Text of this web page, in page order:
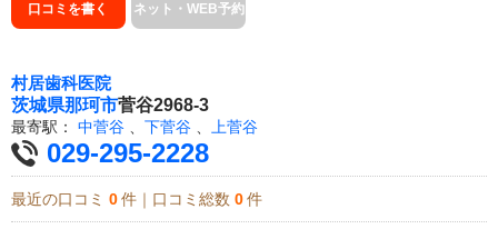
口コミを書く ネット・WEB予約
村居歯科医院
茨城県那珂市菅谷2968-3
最寄駅： 中菅谷 、 下菅谷 、 上菅谷
029-295-2228
最近の口コミ 0 件｜口コミ総数 0 件